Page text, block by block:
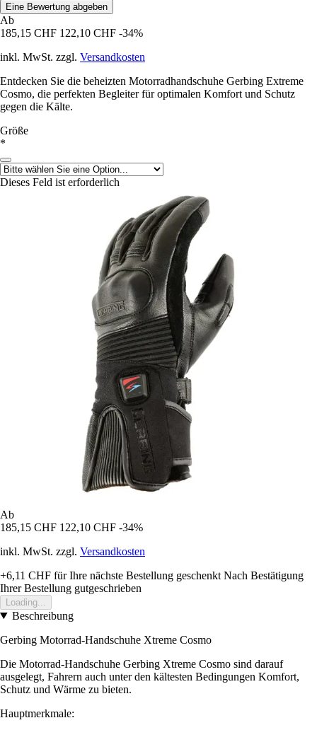
Eine Bewertung abgeben
Ab
185,15 CHF 122,10 CHF -34%
inkl. MwSt. zzgl. Versandkosten
Entdecken Sie die beheizten Motorradhandschuhe Gerbing Extreme
Cosmo, die perfekten Begleiter für optimalen Komfort und Schutz
gegen die Kälte.
Größe
*
Dieses Feld ist erforderlich
Ab
185,15 CHF 122,10 CHF -34%
inkl. MwSt. zzgl. Versandkosten
+6,11 CHF für Ihre nächste Bestellung geschenkt Nach Bestätigung
Ihrer Bestellung gutgeschrieben
Loading...
Beschreibung
Gerbing Motorrad-Handschuhe Xtreme Cosmo
Die Motorrad-Handschuhe Gerbing Xtreme Cosmo sind darauf
ausgelegt, Fahrern auch unter den kältesten Bedingungen Komfort,
Schutz und Wärme zu bieten.
Hauptmerkmale: